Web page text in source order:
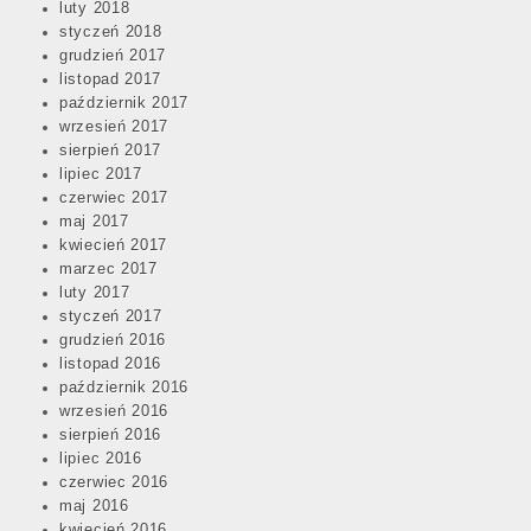
luty 2018
styczeń 2018
grudzień 2017
listopad 2017
październik 2017
wrzesień 2017
sierpień 2017
lipiec 2017
czerwiec 2017
maj 2017
kwiecień 2017
marzec 2017
luty 2017
styczeń 2017
grudzień 2016
listopad 2016
październik 2016
wrzesień 2016
sierpień 2016
lipiec 2016
czerwiec 2016
maj 2016